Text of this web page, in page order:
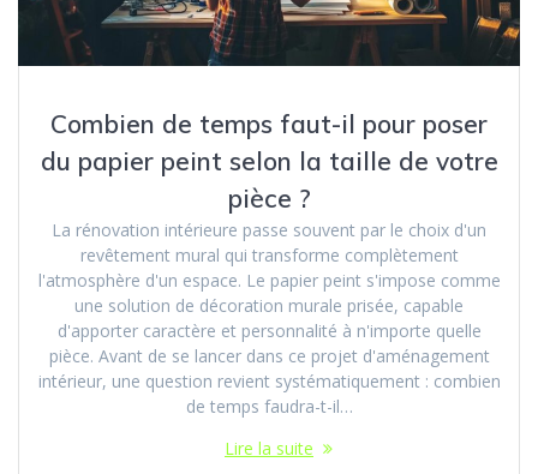
Combien de temps faut-il pour poser
du papier peint selon la taille de votre
pièce ?
La rénovation intérieure passe souvent par le choix d'un
revêtement mural qui transforme complètement
l'atmosphère d'un espace. Le papier peint s'impose comme
une solution de décoration murale prisée, capable
d'apporter caractère et personnalité à n'importe quelle
pièce. Avant de se lancer dans ce projet d'aménagement
intérieur, une question revient systématiquement : combien
de temps faudra-t-il…
Lire la suite